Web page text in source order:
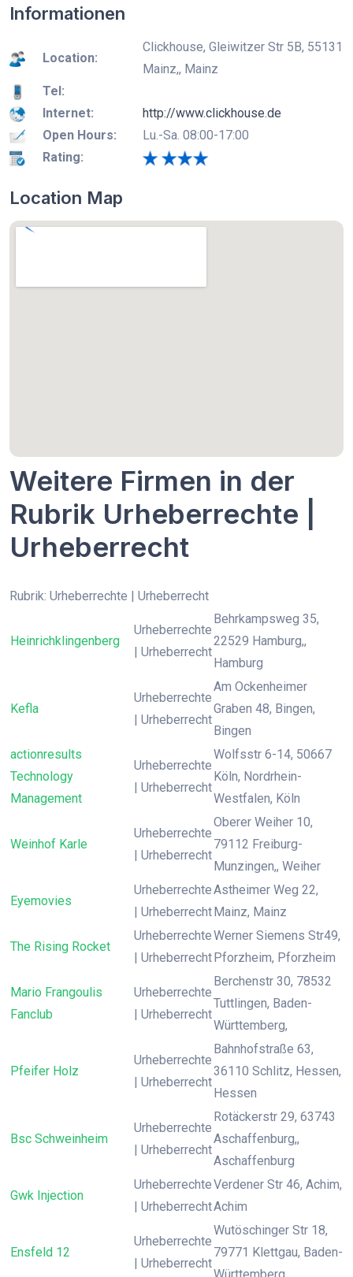
Informationen
Location:
Clickhouse, Gleiwitzer Str 5B, 55131
Mainz,, Mainz
Tel:
Internet:
http://www.clickhouse.de
Open Hours:
Lu.-Sa. 08:00-17:00
Rating:
Location Map
Weitere Firmen in der
Rubrik Urheberrechte |
Urheberrecht
Rubrik: Urheberrechte | Urheberrecht
Heinrichklingenberg
Urheberrechte
| Urheberrecht
Behrkampsweg 35,
22529 Hamburg,,
Hamburg
Kefla
Urheberrechte
| Urheberrecht
Am Ockenheimer
Graben 48, Bingen,
Bingen
actionresults
Technology
Management
Urheberrechte
| Urheberrecht
Wolfsstr 6-14, 50667
Köln, Nordrhein-
Westfalen, Köln
Weinhof Karle
Urheberrechte
| Urheberrecht
Oberer Weiher 10,
79112 Freiburg-
Munzingen,, Weiher
Eyemovies
Urheberrechte
| Urheberrecht
Astheimer Weg 22,
Mainz, Mainz
The Rising Rocket
Urheberrechte
| Urheberrecht
Werner Siemens Str49,
Pforzheim, Pforzheim
Mario Frangoulis
Fanclub
Urheberrechte
| Urheberrecht
Berchenstr 30, 78532
Tuttlingen, Baden-
Württemberg,
Pfeifer Holz
Urheberrechte
| Urheberrecht
Bahnhofstraße 63,
36110 Schlitz, Hessen,
Hessen
Bsc Schweinheim
Urheberrechte
| Urheberrecht
Rotäckerstr 29, 63743
Aschaffenburg,,
Aschaffenburg
Gwk Injection
Urheberrechte
| Urheberrecht
Verdener Str 46, Achim,
Achim
Ensfeld 12
Urheberrechte
| Urheberrecht
Wutöschinger Str 18,
79771 Klettgau, Baden-